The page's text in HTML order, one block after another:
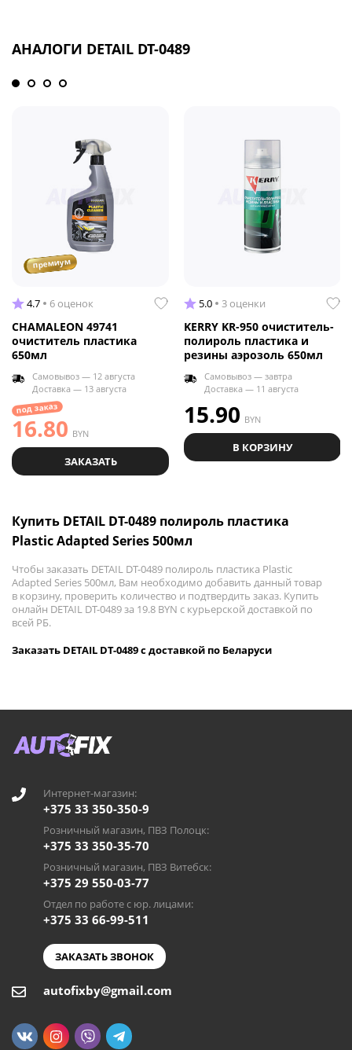
АНАЛОГИ DETAIL DT-0489
премиум
4.7 6 оценок
CHAMALEON 49741
очиститель пластика
650мл
Самовывоз — 12 августа
Доставка — 13 августа
под заказ
16.80 BYN
ЗАКАЗАТЬ
5.0 3 оценки
KERRY KR-950 очиститель-
полироль пластика и
резины аэрозоль 650мл
Самовывоз — завтра
Доставка — 11 августа
15.90 BYN
В КОРЗИНУ
Купить DETAIL DT-0489 полироль пластика
Plastic Adapted Series 500мл
Чтобы заказать DETAIL DT-0489 полироль пластика Plastic
Adapted Series 500мл, Вам необходимо добавить данный товар
в корзину, проверить количество и подтвердить заказ. Купить
онлайн DETAIL DT-0489 за 19.8 BYN с курьерской доставкой по
всей РБ.
Заказать DETAIL DT-0489 с доставкой по Беларуси
Интернет-магазин:
+375 33 350-350-9
Розничный магазин, ПВЗ Полоцк:
+375 33 350-35-70
Розничный магазин, ПВЗ Витебск:
+375 29 550-03-77
Отдел по работе с юр. лицами:
+375 33 66-99-511
ЗАКАЗАТЬ ЗВОНОК
autofixby@gmail.com